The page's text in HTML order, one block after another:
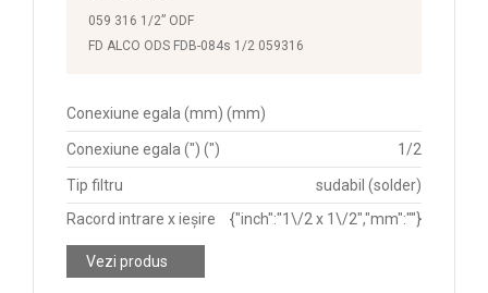
059 316 1/2” ODF
FD ALCO ODS FDB-084s 1/2 059316
Conexiune egala (mm) (mm)
Conexiune egala (") (") 1/2
Tip filtru
sudabil (solder)
Racord intrare x ieșire
{"inch":"1\/2 x 1\/2","mm":""}
Vezi produs